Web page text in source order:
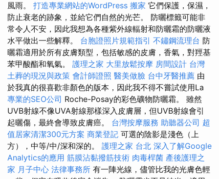
風雨。 打造專業網站的WordPress 搬家 它們保護，保濕，
防止衰老的跡象，並給它們自然的光芒。 防曬標籤可能非
常令人不安，因此我想為各種紫外線輻射和防曬霜的防曬液
水平做出一些解釋。 台胞證照片規範指引 不鏽鋼流理台 防
曬霜適用於所有皮膚類型，包括敏感的皮膚，香氣，對羥基
苯甲酸酯和氧氣。 護理之家 大里放鬆按摩 房間設計 台灣
土葬的現況與政策 會計師證照 醫美做臉 台中牙醫推薦 由
於我真的很喜歡非顏色的版本，因此我不得不嘗試使用La
專業的SEO公司 Roche-Posay的彩色礦物防曬霜。 雖然
UVB射線不像UVA射線那樣深入皮膚層，但UVB射線會引
起曬傷，最終會導致皮膚癌。 台灣按摩服務 助聽器公司 超
值居家清潔300元方案 商業登記 可選的陰影是淺色（上
方），中等/中/深和深的。 護理之家 台北 深入了解Google
Analytics的應用 筋膜沾黏撥筋技術 肉毒桿菌 產後護理之
家 月子中心 法律事務所 有一陣光線，儘管比我的光膚色輕